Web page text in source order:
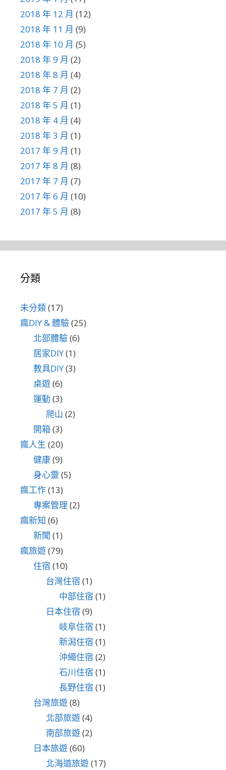
2018 年 12 月 (12)
2018 年 11 月 (9)
2018 年 10 月 (5)
2018 年 9 月 (2)
2018 年 8 月 (4)
2018 年 7 月 (2)
2018 年 5 月 (1)
2018 年 4 月 (4)
2018 年 3 月 (1)
2017 年 9 月 (1)
2017 年 8 月 (8)
2017 年 7 月 (7)
2017 年 6 月 (10)
2017 年 5 月 (8)
分類
未分類(17)
瘋DIY & 體驗(25)
北部體驗(6)
居家DIY(1)
教具DIY(3)
桌遊(6)
運動 (3)
爬山 (2)
開箱(3)
瘋人生 (20)
健康(9)
身心靈 (5)
瘋工作(13)
專案管理 (2)
瘋新知 (6)
新聞 (1)
瘋旅遊(79)
住宿 (10)
台灣住宿 (1)
中部住宿 (1)
日本住宿 (9)
岐阜住宿 (1)
新潟住宿 (1)
沖繩住宿 (2)
石川住宿 (1)
長野住宿 (1)
台灣旅遊(8)
北部旅遊(4)
南部旅遊(2)
日本旅遊(60)
北海道旅遊(17)